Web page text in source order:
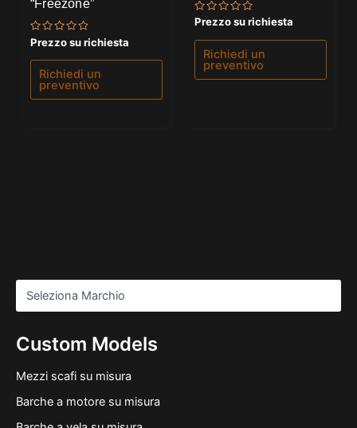
Custom Models
Mezzi scafi su misura
Barche a motore su misura
Valutato
0
su
Prezzo su richiesta
Richiedi un
preventivo
Valutato
su
Prezzo su richiesta
Richiedi un
preventivo